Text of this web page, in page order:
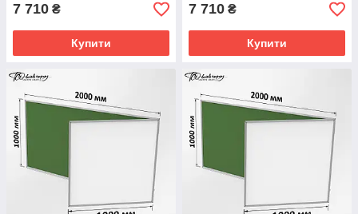
7 710 ₴
Купити
7 710 ₴
Купити